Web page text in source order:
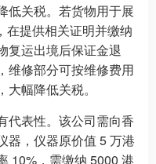
低关税。若货物用于展
在提供相关证明并缴纳
复运出境后保证金退
维修部分可按维修费用
幅降低关税。
代表性。该公司需向香
器，仪器原价值 5 万港
10%，需缴纳 5000 港